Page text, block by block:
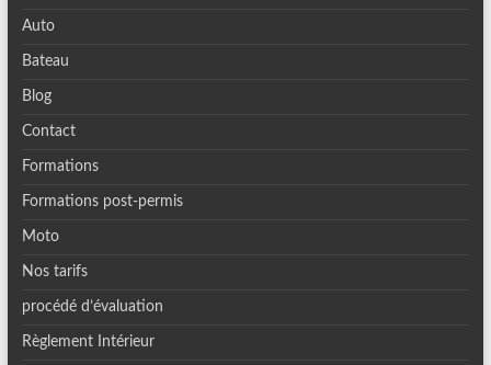
Auto
Bateau
Blog
Contact
Formations
Formations post-permis
Moto
Nos tarifs
procédé d’évaluation
Règlement Intérieur